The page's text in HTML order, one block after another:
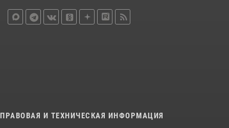
ПРАВОВАЯ И ТЕХНИЧЕСКАЯ ИНФОРМАЦИЯ